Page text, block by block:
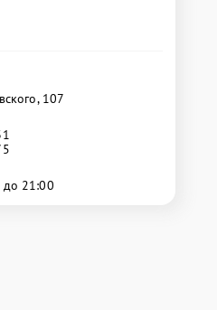
107
до 21:00